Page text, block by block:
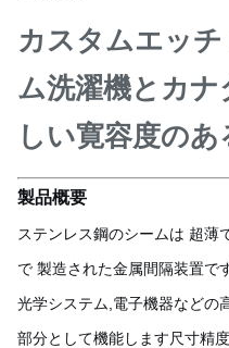
カスタムエッ
ム洗濯機とカ
しい寛容度の
製品概要
ステンレス鋼のシームは 超薄
で 製造された金属間隔装置で
光学システム,電子機器などの
部分として機能します尺寸精